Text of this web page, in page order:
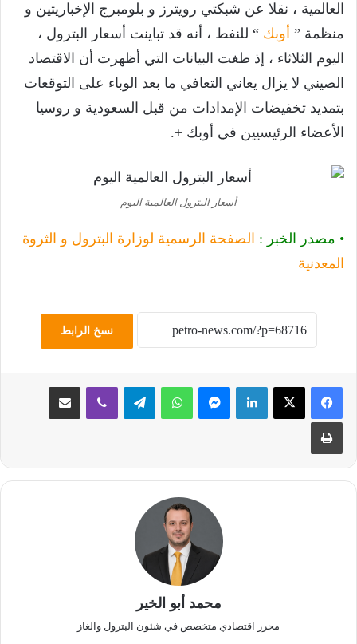
العالمية ، نقلا عن شبكتي رويترز و بلومبرج الإخباريتين و
منظمة ” أوبك “ للنفط ، أنه قد تباينت أسعار البترول ،
اليوم الثلاثاء ، إذ طغت البيانات التي أظهرت أن الاقتصاد
الصيني لا يزال يعاني التعافي ما بعد الوباء على التوقعات
بتمديد تخفيضات الإمدادات من قبل السعودية و روسيا
الأعضاء الرئيسيين في أوبك +.
أسعار البترول العالمية اليوم
• مصدر الخبر : الصفحة الرسمية لوزارة البترول و الثروة
المعدنية
نسخ الرابط
لينكدإن ماسنجر واتساب تيلقرام ڤايبر مشاركة عبر البريد
طباعة
محمد أبو الخير
محرر اقتصادي متخصص في شئون البترول والغاز